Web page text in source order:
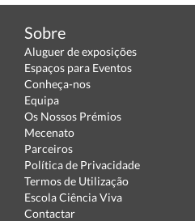
Sobre
Aluguer de exposições
Espaços para Eventos
Conheça-nos
Equipa
Os Nossos Prémios
Mecenato
Parceiros
Política de Privacidade
Termos de Utilização
Escola Ciência Viva
Contactar